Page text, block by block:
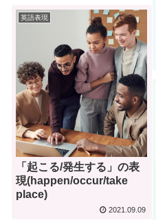
英語表現
「起こる/発生する」の表
現(happen/occur/take
place)
2021.09.09